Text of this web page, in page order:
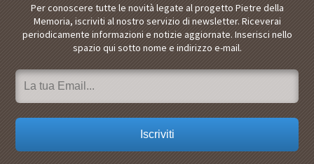
Per conoscere tutte le novità legate al progetto Pietre della
Memoria, iscriviti al nostro servizio di newsletter. Riceverai
periodicamente informazioni e notizie aggiornate. Inserisci nello
spazio qui sotto nome e indirizzo e-mail.